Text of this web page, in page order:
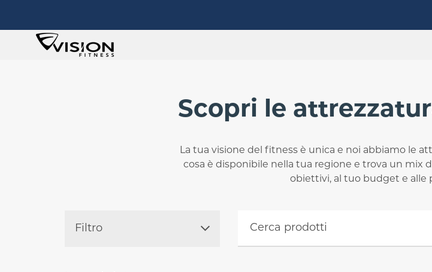
Scopri le
La tua visione del fitness è unica e noi abbiamo le
cosa è disponibile nella tua regione e trova un mix
obiettivi, al tuo budget e alle
Filtro